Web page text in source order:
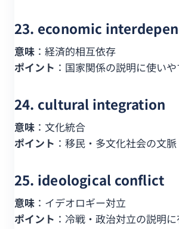
23. economic
意味 ：経済的相互依存
ポイント ：国家関係の説明に使い
24. cultural integration
意味 ：文化統合
ポイント ：移民・多文化社会の文脈
25. ideological conflict
意味 ：イデオロギー対立
ポイント ：冷戦・政治対立の説明